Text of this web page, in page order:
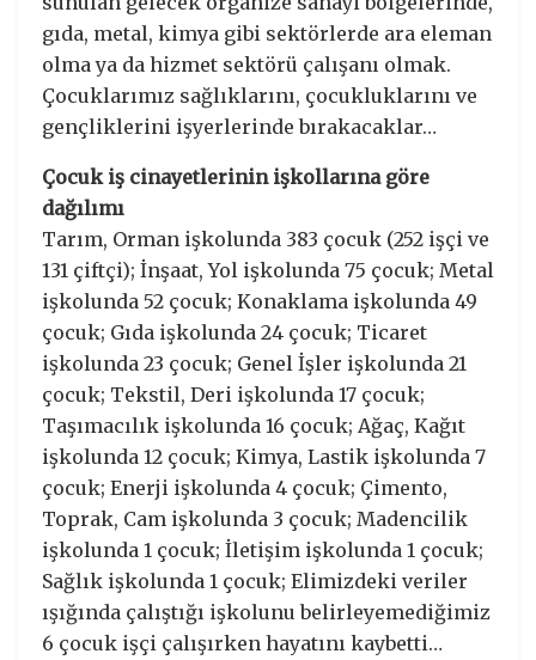
gıda, metal, kimya gibi sektörlerde ara eleman
olma ya da hizmet sektörü çalışanı olmak.
Çocuklarımız sağlıklarını, çocukluklarını ve
gençliklerini işyerlerinde bırakacaklar…
Çocuk iş cinayetlerinin işkollarına göre
dağılımı
Tarım, Orman işkolunda 383 çocuk (252 işçi ve
131 çiftçi); İnşaat, Yol işkolunda 75 çocuk; Metal
işkolunda 52 çocuk; Konaklama işkolunda 49
çocuk; Gıda işkolunda 24 çocuk; Ticaret
işkolunda 23 çocuk; Genel İşler işkolunda 21
çocuk; Tekstil, Deri işkolunda 17 çocuk;
Taşımacılık işkolunda 16 çocuk; Ağaç, Kağıt
işkolunda 12 çocuk; Kimya, Lastik işkolunda 7
çocuk; Enerji işkolunda 4 çocuk; Çimento,
Toprak, Cam işkolunda 3 çocuk; Madencilik
işkolunda 1 çocuk; İletişim işkolunda 1 çocuk;
Sağlık işkolunda 1 çocuk; Elimizdeki veriler
ışığında çalıştığı işkolunu belirleyemediğimiz
6 çocuk işçi çalışırken hayatını kaybetti…